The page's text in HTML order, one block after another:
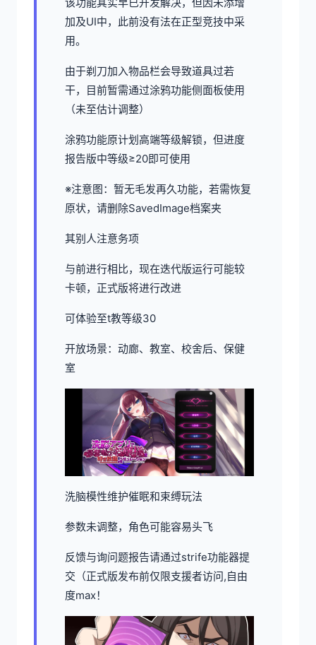
加及UI中，此前没有法在正型竞技中采
用。
由于剃刀加入物品栏会导致道具过若
干，目前暂需通过涂鸦功能侧面板使用
（未至估计调整）
涂鸦功能原计划高端等级解锁，但进度
报告版中等级≥20即可使用
※注意图：暂无毛发再久功能，若需恢复
原状，请删除SavedImage档案夹
其别人注意务项
与前进行相比，现在迭代版运行可能较
卡顿，正式版将进行改进
可体验至t教等级30
开放场景：动廊、教室、校舍后、保健
室
洗脑模性维护催眠和束缚玩法
参数未调整，角色可能容易头飞
反馈与询问题报告请通过strife功能器提
交（正式版发布前仅限支援者访问,自由
度max！